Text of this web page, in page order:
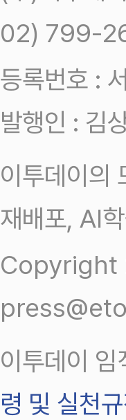
02) 799-
등록번호 :
발행인 : 김
이투데이의
재배포, AI
Copyright
이투데이
령 및 실천